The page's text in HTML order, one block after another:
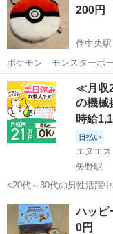
200円
伴中央駅
ポケモン モンスターボ
広島 広島市 伴中
≪月収
の機械
時給
日払い
エヌエ
矢野駅
<20代～30代の男性活躍
ーター／日勤／月21.5万円以上可能
動車内部に使用される、
イプ／ペダル...
広島 広島市 矢野駅
ハッ
0円